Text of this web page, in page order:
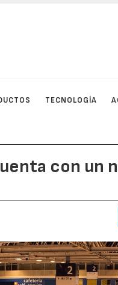
TECNOLOGÍA
con un